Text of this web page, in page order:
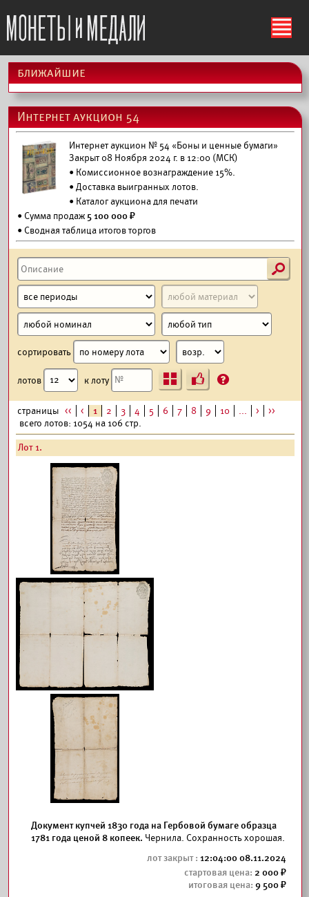
ś
ближайшие
Интернет аукцион 54
Интернет аукцион № 54 «Боны и ценные бумаги»
Закрыт 08 Ноября 2024 г. в 12:00 (МСК)
• Комиссионное вознаграждение 15%.
•Доставка выигранных лотов.
• Каталог аукциона для печати
• Сумма продаж 5 100 000 ₽
• Сводная таблица итогов торгов
s
сортировать
лотов к лоту Ъ ?
страницы << < 1 2 3 4 5 6 7 8 9 10 ... >
>>
всего лотов: 1054 на 106 стр.
Лот 1.
Документ купчей 1830 года на Гербовой бумаге образца
1781 года ценой 8 копеек. Чернила. Сохранность хорошая.
12:04:00 08.11.2024
2 000
9 500